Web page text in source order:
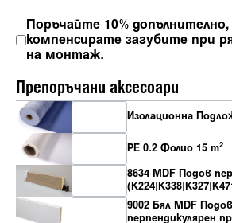
Поръчайте 10% допълнително,
компенсирате загубите при
на монтаж.
Препоръчани аксесоари
Изолационна
PE 0.2 Фолио 15 m2
8634 MDF Подов
9002 Бял MDF
перпендикулярен